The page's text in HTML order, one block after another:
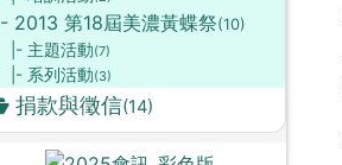
|- 2013 第18屆美濃黃蝶祭(10)
|- 主題活動(7)
|- 系列活動(3)
捐款與徵信(14)